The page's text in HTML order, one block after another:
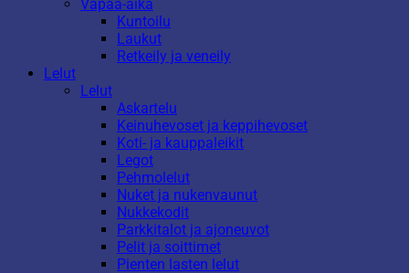
Vapaa-aika
Kuntoilu
Laukut
Retkeily ja veneily
Lelut
Lelut
Askartelu
Keinuhevoset ja keppihevoset
Koti- ja kauppaleikit
Legot
Pehmolelut
Nuket ja nukenvaunut
Nukkekodit
Parkkitalot ja ajoneuvot
Pelit ja soittimet
Pienten lasten lelut